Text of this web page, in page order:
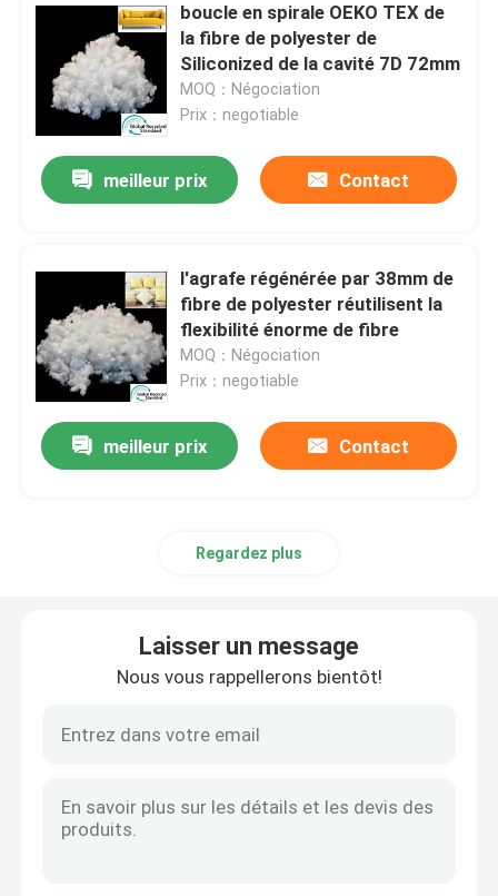
Aperçu
Produits
boucle en spirale OEKO TEX de
la fibre de polyester de
Siliconized de la cavité 7D 72mm
MOQ：Négociation
Prix：negotiable
meilleur prix Contact
l'agrafe régénérée par 38mm de
fibre de polyester réutilisent la
flexibilité énorme de fibre
MOQ：Négociation
Prix：negotiable
meilleur prix Contact
Regardez plus
Laisser un message
Nous vous rappellerons bientôt!